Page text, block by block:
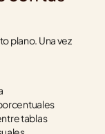
plano. Una vez
tablas